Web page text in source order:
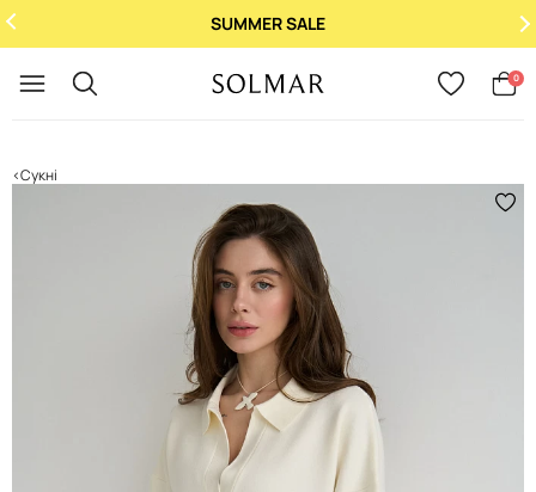
SUMMER SALE
0
Сукні